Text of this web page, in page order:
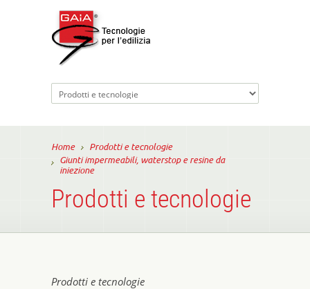
Home
Prodotti e tecnologie
Giunti impermeabili, waterstop e resine da
iniezione
Prodotti e tecnologie
Prodotti e tecnologie